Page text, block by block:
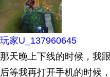
玩家U_137960645
那天晚上下线的时候，我
后等我再打开手机的时候